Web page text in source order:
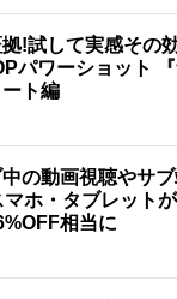
!試して実感その
パワーショット 『
ート編
中の動画視聴やサ
ホ・タブレット
相当に